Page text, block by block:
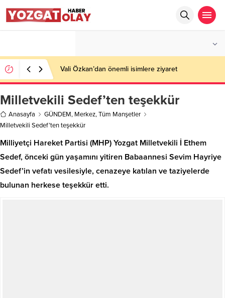
Vali Özkan’dan önemli isimlere ziyaret
Milletvekili Sedef’ten teşekkür
Anasayfa GÜNDEM, Merkez,Tüm Manşetler
Milletvekili Sedef’ten teşekkür
Milliyetçi Hareket Partisi (MHP) Yozgat Milletvekili İ Ethem
Sedef, önceki gün yaşamını yitiren Babaannesi Sevim Hayriye
Sedef’in vefatı vesilesiyle, cenazeye katılan ve taziyelerde
bulunan herkese teşekkür etti.